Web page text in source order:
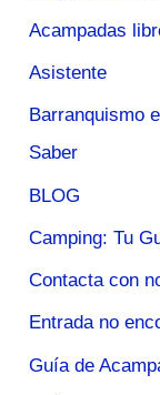
Acampadas
Asistente
Barranquismo
Saber
BLOG
Camping: Tu
Contacta con
Entrada no
Guía de